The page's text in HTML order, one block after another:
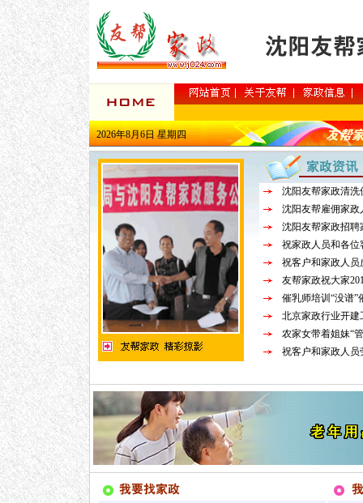
2026年8月6日 星期四
沈阳友帮家政清
沈阳友帮雇佣家政
沈阳友帮家政招聘
祝家政人员和各位
祝客户和家政人员
友帮家政祝大家
催乳师培训“没谱”
北京家政行业开建
农家女带着姐妹“
祝客户和家政人员